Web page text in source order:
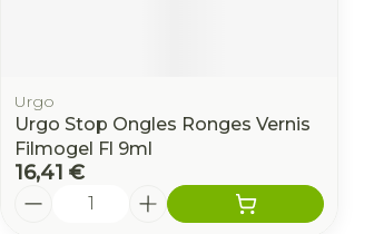
Urgo
Urgo Stop Ongles Ronges Vernis
Filmogel Fl 9ml
16,41 €
Quantité